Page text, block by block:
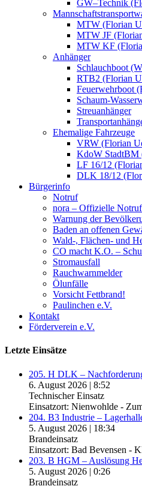
GW–Technik
MTW (Florian
MTW JF
MTW KF
Anhänger
Schlauchboot
RTB2 (Florian
Feuerwehrboot
Schaum-
Streuanhänger
Ehemalige Fahrzeuge
VRW (Florian
KdoW StadtBM
LF 16/12
DLK 18/12
Bürgerinfo
Notruf
nora – Offizielle
Warnung der
Baden an offenen
Wald-, Flächen- und
CO macht K.O. –
Stromausfall
Rauchwarnmelder
Ölunfälle
Vorsicht Fettbrand!
Paulinchen e.V.
Kontakt
Förderverein e.V.
Letzte Einsätze
205. H DLK –
6. August 2026 | 8:52
Technischer Einsatz
Einsatzort: Nienwohlde -
204. B3 Industrie –
5. August 2026 | 18:34
Brandeinsatz
Einsatzort: Bad Bevensen -
203. B HGM – Auslösung
5. August 2026 | 0:26
Brandeinsatz